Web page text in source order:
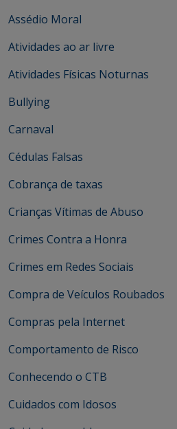
Assédio Moral
Atividades ao ar livre
Atividades Físicas Noturnas
Bullying
Carnaval
Cédulas Falsas
Cobrança de taxas
Crianças Vítimas de Abuso
Crimes Contra a Honra
Crimes em Redes Sociais
Compra de Veículos Roubados
Compras pela Internet
Comportamento de Risco
Conhecendo o CTB
Cuidados com Idosos